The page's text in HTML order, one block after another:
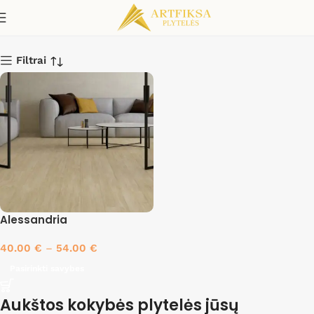
Arce
Filtrai
Alessandria
40.00 € – 54.00 €
Aukštos kokybės plytelės jūsų